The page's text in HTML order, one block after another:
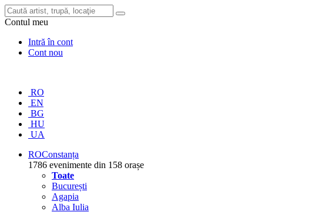
Contul meu
Intră în cont
Cont nou
RO
EN
BG
HU
UA
ROConstanța
1786 evenimente din 158 orașe
Toate
București
Agapia
Alba Iulia